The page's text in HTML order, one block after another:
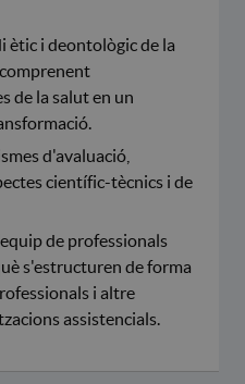
ètic i deontològic de la
de la salut en un
d'avaluació,
científic-tècnics i de
de professionals
s'estructuren de forma
i altre
assistencials.